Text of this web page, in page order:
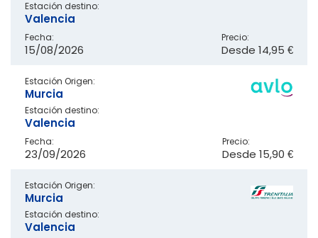
Estación destino:
Valencia
Fecha:
15/08/2026
Precio:
Desde 14,95 €
Estación Origen:
Murcia
Estación destino:
Valencia
Fecha:
23/09/2026
Precio:
Desde 15,90 €
Estación Origen:
Murcia
Estación destino:
Valencia